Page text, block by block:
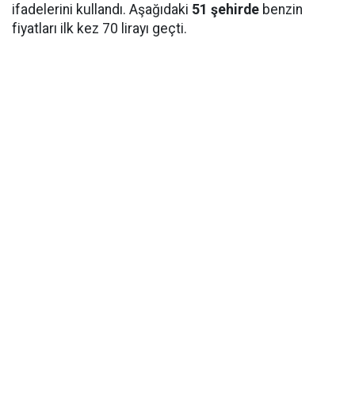
ifadelerini kullandı. Aşağıdaki 51 şehirde benzin
fiyatları ilk kez 70 lirayı geçti.